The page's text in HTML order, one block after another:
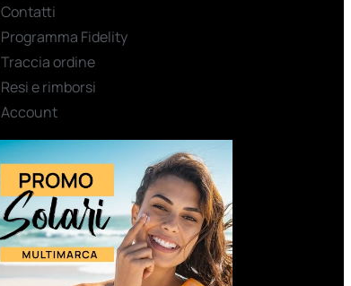
Contatti
Programma Fidelity
Traccia ordine
Resi e rimborsi
Account